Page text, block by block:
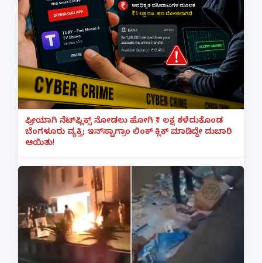
ಫ್ರೀಯಾಗಿ ನೆಟ್‌ಫ್ಲಿಕ್ಸ್ ನೋಡಲು ಹೋಗಿ ₹1 ಲಕ್ಷ ಕಳೆದುಕೊಂಡ
ಬೆಂಗಳೂರು ವ್ಯಕ್ತಿ; ಇನ್‌ಸ್ಟಾಗ್ರಾಂ ಲಿಂಕ್ ಕ್ಲಿಕ್ ಮಾಡಿದ್ದೇ ದುಬಾರಿ
ಆಯಿತು!